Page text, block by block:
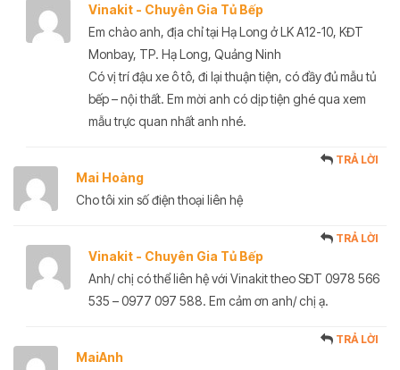
Vinakit - Chuyên Gia Tủ Bếp
Em chào anh, địa chỉ tại Hạ Long ở LK A12-10, KĐT
Monbay, TP. Hạ Long, Quảng Ninh
Có vị trí đậu xe ô tô, đi lại thuận tiện, có đầy đủ mẫu tủ
bếp – nội thất. Em mời anh có dịp tiện ghé qua xem
mẫu trực quan nhất anh nhé.
Mai Hoàng
TRẢ LỜI
Cho tôi xin số điện thoại liên hệ
Vinakit - Chuyên Gia Tủ Bếp
TRẢ LỜI
Anh/ chị có thể liên hệ với Vinakit theo SĐT 0978 566
535 – 0977 097 588. Em cảm ơn anh/ chị ạ.
MaiAnh
TRẢ LỜI